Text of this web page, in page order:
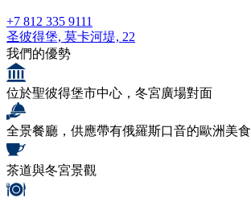
+7 812 335 9111
圣彼得堡, 莫卡河堤, 22
我們的優勢
位於聖彼得堡市中心，冬宮廣場對面
全景餐廳，供應帶有俄羅斯口音的歐洲美食
茶道與冬宮景觀